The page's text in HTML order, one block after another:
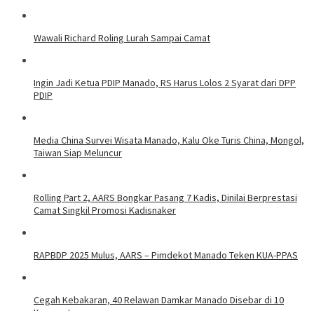
Wawali Richard Roling Lurah Sampai Camat
Ingin Jadi Ketua PDIP Manado, RS Harus Lolos 2 Syarat dari DPP
PDIP
Media China Survei Wisata Manado, Kalu Oke Turis China, Mongol,
Taiwan Siap Meluncur
Rolling Part 2, AARS Bongkar Pasang 7 Kadis, Dinilai Berprestasi
Camat Singkil Promosi Kadisnaker
RAPBDP 2025 Mulus, AARS – Pimdekot Manado Teken KUA-PPAS
Cegah Kebakaran, 40 Relawan Damkar Manado Disebar di 10